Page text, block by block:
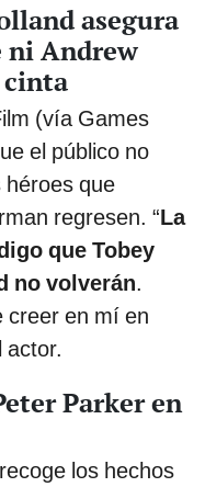
asegura
ni Andrew
cinta
(vía Games
el público no
que
regresen. “La
que Tobey
no volverán.
creer en mí en
actor.
Parker en
los hechos